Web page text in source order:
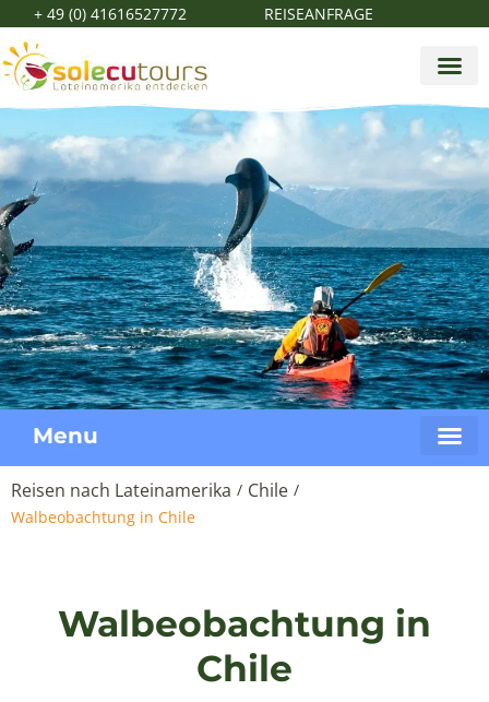
+ 49 (0) 41616527772 REISEANFRAGE
Menu
Reisen nach Lateinamerika / Chile /
Walbeobachtung in Chile
Walbeobachtung in
Chile